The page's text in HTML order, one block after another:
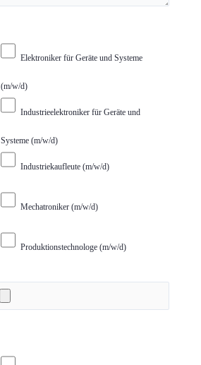
Elektroniker für Geräte und Systeme
(m/w/d)
Industrieelektroniker für Geräte und
Systeme (m/w/d)
Industriekaufleute (m/w/d)
Mechatroniker (m/w/d)
Produktionstechnologe (m/w/d)